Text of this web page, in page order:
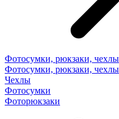
Фотосумки, рюкзаки, чехлы
Фотосумки, рюкзаки, чехлы
Чехлы
Фотосумки
Фоторюкзаки